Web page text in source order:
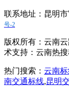
联系地址：昆明
号-2
版权所有：云南
术支持：云南热
热门搜索： 云南
南交通标线,昆明